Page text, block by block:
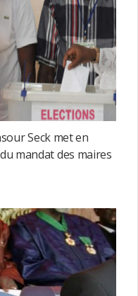
Seck met en
mandat des maires